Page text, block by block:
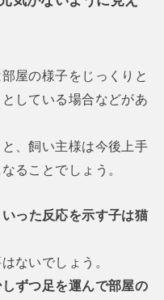
屋の様子をじっくりと
している場合などがあ
、飼い主様は今後上手
ることでしょう。
った反応を示す子は猫
ないでしょう。
ずつ足を運んで部屋の